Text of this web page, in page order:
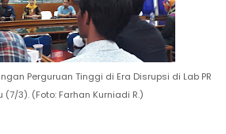
Perguruan Tinggi di Era Disrupsi di Lab PR
(7/3). (Foto: Farhan Kurniadi R.)